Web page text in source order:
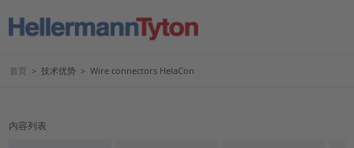
首页 > 技术优势 > Wire connectors HelaCon
内容列表